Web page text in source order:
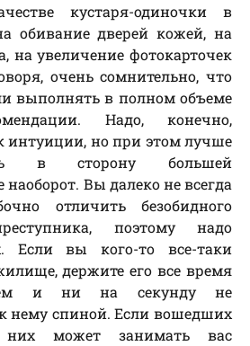
кустаря-одиночки в
обивание дверей кожей, на
на увеличение фотокарточек
очень сомнительно, что
выполнять в полном объеме
Надо, конечно,
интуиции, но при этом лучше
в сторону большей
наоборот. Вы далеко не всегда
отличить безобидного
поэтому надо
Если вы кого-то все-таки
держите его все время
и ни на секунду не
нему спиной. Если вошедших
может занимать вас